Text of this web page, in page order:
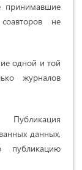
принимавшие
не
одной и той
журналов
данных,
публикацию